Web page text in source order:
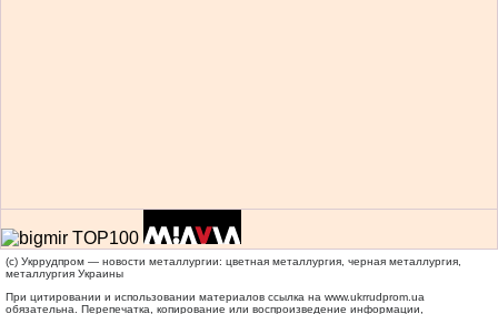
(c) Укррудпром — новости металлургии: цветная металлургия, черная металлургия,
металлургия Украины
При цитировании и использовании материалов ссылка на www.ukrrudprom.ua
обязательна. Перепечатка, копирование или воспроизведение информации,